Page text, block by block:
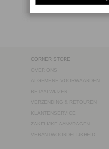
CORNER STORE
OVER ONS
ALGEMENE VOORWAARDEN
BETAALWIJZEN
VERZENDING & RETOUREN
KLANTENSERVICE
ZAKELIJKE AANVRAGEN
VERANTWOORDELIJKHEID